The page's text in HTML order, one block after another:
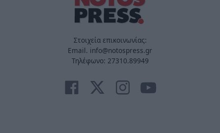
Στοιχεία επικοινωνίας:
Email. info@notospress.gr
Τηλέφωνο: 27310.89949